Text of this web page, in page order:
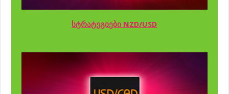
სტრატეგიები NZD/USD